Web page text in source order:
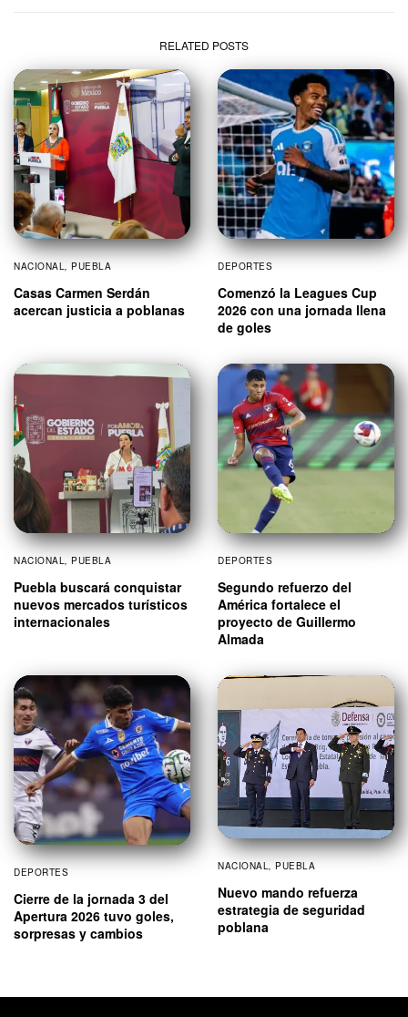
RELATED POSTS
NACIONAL PUEBLA
Casas Carmen Serdán
acercan justicia a poblanas
DEPORTES
Comenzó la Leagues Cup
2026 con una jornada llena
de goles
NACIONAL PUEBLA
Puebla buscará conquistar
nuevos mercados turísticos
internacionales
DEPORTES
Segundo refuerzo del
América fortalece el
proyecto de Guillermo
Almada
DEPORTES
Cierre de la jornada 3 del
Apertura 2026 tuvo goles,
sorpresas y cambios
NACIONAL, PUEBLA
Nuevo mando refuerza
estrategia de seguridad
poblana